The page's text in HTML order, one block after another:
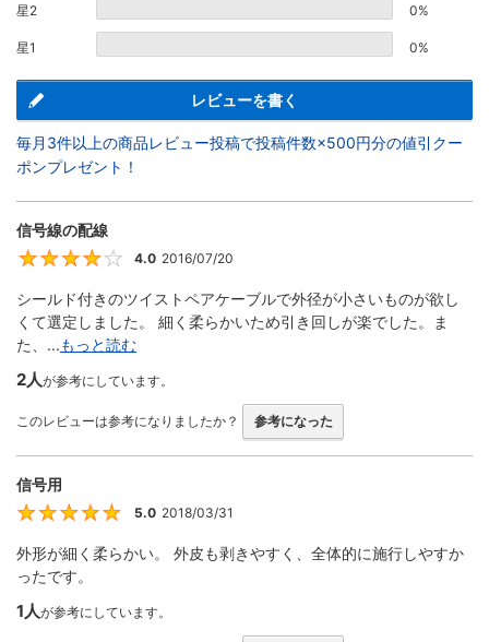
星2 0%
星1 0%
レビューを書く
毎月3件以上の商品レビュー投稿で投稿件数×500円分の値引クー
ポンプレゼント！
信号線の配線
4
4.0 2016/07/20
シールド付きのツイストペアケーブルで外径が小さいものが欲し
くて選定しました。 細く柔らかいため引き回しが楽でした。ま
た、...もっと読む
2人が参考にしています。
このレビューは参考になりましたか？ 参考になった
信号用
5
5.0 2018/03/31
外形が細く柔らかい。 外皮も剥きやすく、全体的に施行しやすか
ったです。
1人が参考にしています。